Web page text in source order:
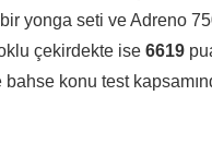
yonga seti ve Adreno
çekirdekte ise 6619
bahse konu test